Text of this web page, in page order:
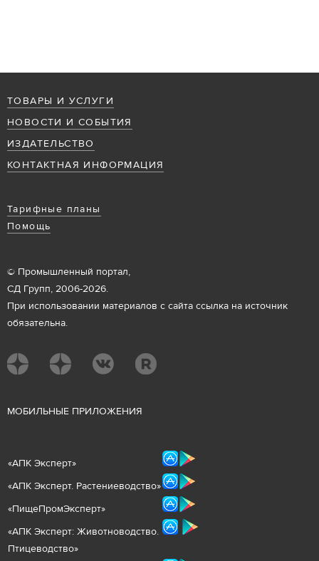
ТОВАРЫ И УСЛУГИ
НОВОСТИ И СОБЫТИЯ
ИЗДАТЕЛЬСТВО
КОНТАКТНАЯ ИНФОРМАЦИЯ
Тарифные планы
Помощь
© Промышленный портал,
СД Групп, 2006-2026.
При использовании материалов с сайта ссылка на источник
обязательна.
МОБИЛЬНЫЕ ПРИЛОЖЕНИЯ
«АПК Эксперт»
«АПК Эксперт. Растениеводство»
«ПищеПромЭксперт»
«АПК Эксперт: Животноводство.
Птицеводство»